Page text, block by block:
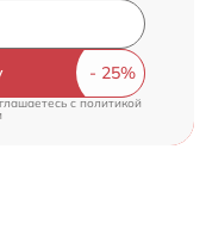
cполитикой